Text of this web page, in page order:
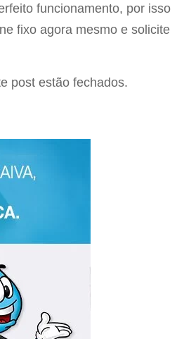
funcionamento, por isso
fixo agora mesmo e solicite
post estão fechados.